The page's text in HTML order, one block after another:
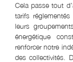
Cela passe tout
tarifs
leurs
énergétique
renforcer notre
des collectivités.